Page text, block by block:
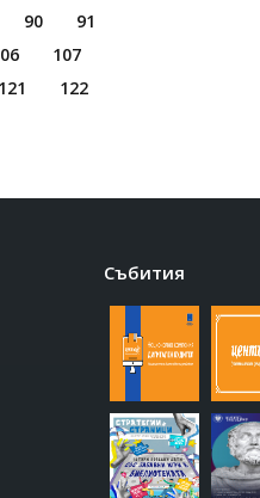
90
91
107
121
122
Събития